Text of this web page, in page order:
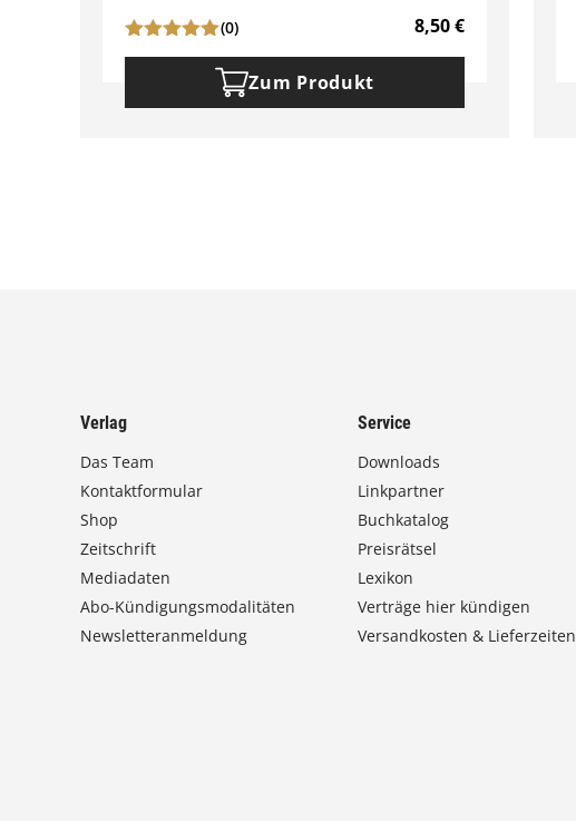
(0) 8,50€
Zum Produkt
Verlag
Das Team
Kontaktformular
Shop
Zeitschrift
Mediadaten
Abo-Kündigungsmodalitäten
Newsletteranmeldung
Service
Downloads
Linkpartner
Buchkatalog
Preisrätsel
Lexikon
Verträge hier kündigen
Versandkosten & Lieferzeiten